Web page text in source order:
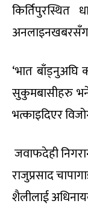
अनलाइनखबरसँग
‘भात बाँड्नुअघि
सुकुमबासीहरु
भत्काइदिएर
जवाफदेही
राजुप्रसाद
शैलीलाई